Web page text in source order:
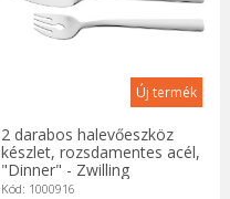
Új termék
2 darabos halevőeszköz
készlet, rozsdamentes acél,
"Dinner" - Zwilling
Kód: 1000916